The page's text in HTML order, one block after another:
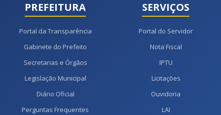
PREFEITURA
Portal da Transparência
Gabinete do Prefeito
Secretarias e Órgãos
Legislação Municipal
Diário Oficial
Perguntas Frequentes
SERVIÇOS
Portal do Servidor
Nota Fiscal
IPTU
Licitações
Ouvidoria
LAI